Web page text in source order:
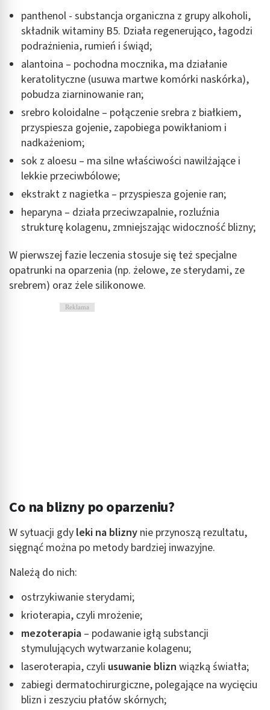
panthenol - substancja organiczna z grupy alkoholi,
składnik witaminy B5. Działa regenerująco, łagodzi
podrażnienia, rumień i świąd;
alantoina – pochodna mocznika, ma działanie
keratolityczne (usuwa martwe komórki naskórka),
pobudza ziarninowanie ran;
srebro koloidalne – połączenie srebra z białkiem,
przyspiesza gojenie, zapobiega powikłaniom i
nadkażeniom;
sok z aloesu – ma silne właściwości nawilżające i
lekkie przeciwbólowe;
ekstrakt z nagietka – przyspiesza gojenie ran;
heparyna – działa przeciwzapalnie, rozluźnia
strukturę kolagenu, zmniejszając widoczność blizny;
W pierwszej fazie leczenia stosuje się też specjalne
opatrunki na oparzenia (np. żelowe, ze sterydami, ze
srebrem) oraz żele silikonowe.
Reklama
Co na blizny po oparzeniu?
W sytuacji gdy leki na blizny nie przynoszą rezultatu,
sięgnąć można po metody bardziej inwazyjne.
Należą do nich:
ostrzykiwanie sterydami;
krioterapia, czyli mrożenie;
mezoterapia – podawanie igłą substancji
stymulujących wytwarzanie kolagenu;
laseroterapia, czyli usuwanie blizn wiązką światła;
zabiegi dermatochirurgiczne, polegające na wycięciu
blizn i zeszyciu płatów skórnych;
Tworzenie profili w celu personalizacji treści
Wykorzystywanie profili w celu doboru
spersonalizowanych treści
Pomiar efektywności reklam
Pomiar efektywności treści
Rozumienie odbiorców dzięki statystyce lub
kombinacji danych z różnych źródeł
Rozwój i ulepszanie usług
Wykorzystywanie ograniczonych danych do
wyboru treści
Funkcje specjalne IAB:
Użycie dokładnych danych geolokalizacyjnych
Identyfikowanie urządzeń na podstawie
aktywnie żądanych informacji
Cele przetwarzania inne niż IAB:
Niezbędne